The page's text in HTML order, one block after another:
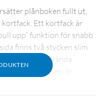
plånboken fullt ut,
Ett kortfack är
upp” funktion för snabb
finns två stycken slim
för de mest använda
Kortfacken är
vilken är